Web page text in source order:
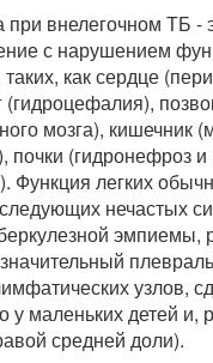
внелегочном ТБ -
с нарушением
как сердце
мозга), кишечник
почки (гидронефроз и
Функция легких
нечастых
эмпиемы,
узлов,
у маленьких детей и,
средней доли).